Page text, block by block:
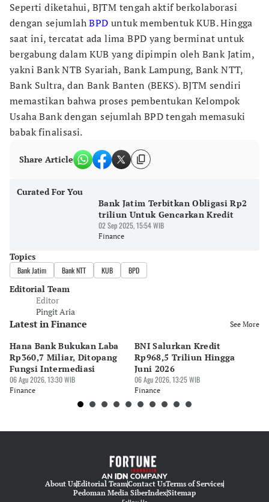
Seperti diketahui, BJTM tengah aktif berkolaborasi
dengan sejumlahBPD untuk membentuk KUB. Hingga
saat ini, tercatat ada lima BPD yang berminat untuk
bergabung dalam KUB yang dipimpin oleh Bank Jatim,
yakni Bank NTB Syariah, Bank Lampung, Bank NTT,
Bank Sultra, dan Bank Banten (BEKS). BJTM sendiri
memastikan bahwa proses pembentukan Kelompok
Usaha Bank dengan sejumlah BPD tengah memasuki
babak finalisasi.
Share Article
Curated For You
Bank Jatim Terbitkan Obligasi Rp2
triliun Untuk Gencarkan Kredit
02 Sep 2025, 15:54 WIB
Finance
Topics
Bank Jatim Bank NTT KUB BPD
Editorial Team
Editor
Pingit Aria
Latest in Finance See More
Hana Bank Bukukan Laba
Rp360,7 Miliar, Ditopang
Fungsi Intermediasi
06 Agu 2026, 13:30 WIB
Finance
BNI Salurkan Kredit
Rp968,5 Triliun Hingga
Juni 2026
06 Agu 2026, 13:25 WIB
Finance
About UsEditorial TeamContact UsTerms of Services
Pedoman Media SiberIndexSitemap